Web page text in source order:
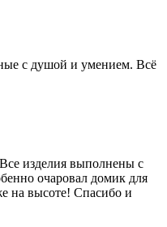
с душой и умением. Всё
изделия выполнены с
очаровал домик для
на высоте! Спасибо и